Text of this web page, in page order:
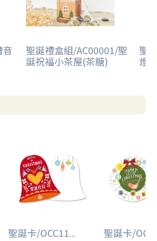
聖誕禮盒組/AC00001/聖
誕祝福小茶屋(茶糖)
聖
燈
聖誕卡/OCC11... 聖誕卡/